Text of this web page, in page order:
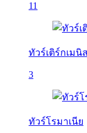
11
ทัวร์เติร์กเมนิ
3
ทัวร์โรมาเนีย